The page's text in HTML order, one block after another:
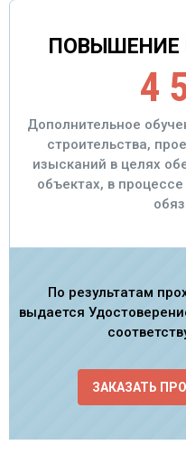
ПОВЫШЕНИЕ
4
Дополнительное
строительства,
изысканий в целях
объектах, в
По результатам
выдается
ЗАКАЗАТЬ